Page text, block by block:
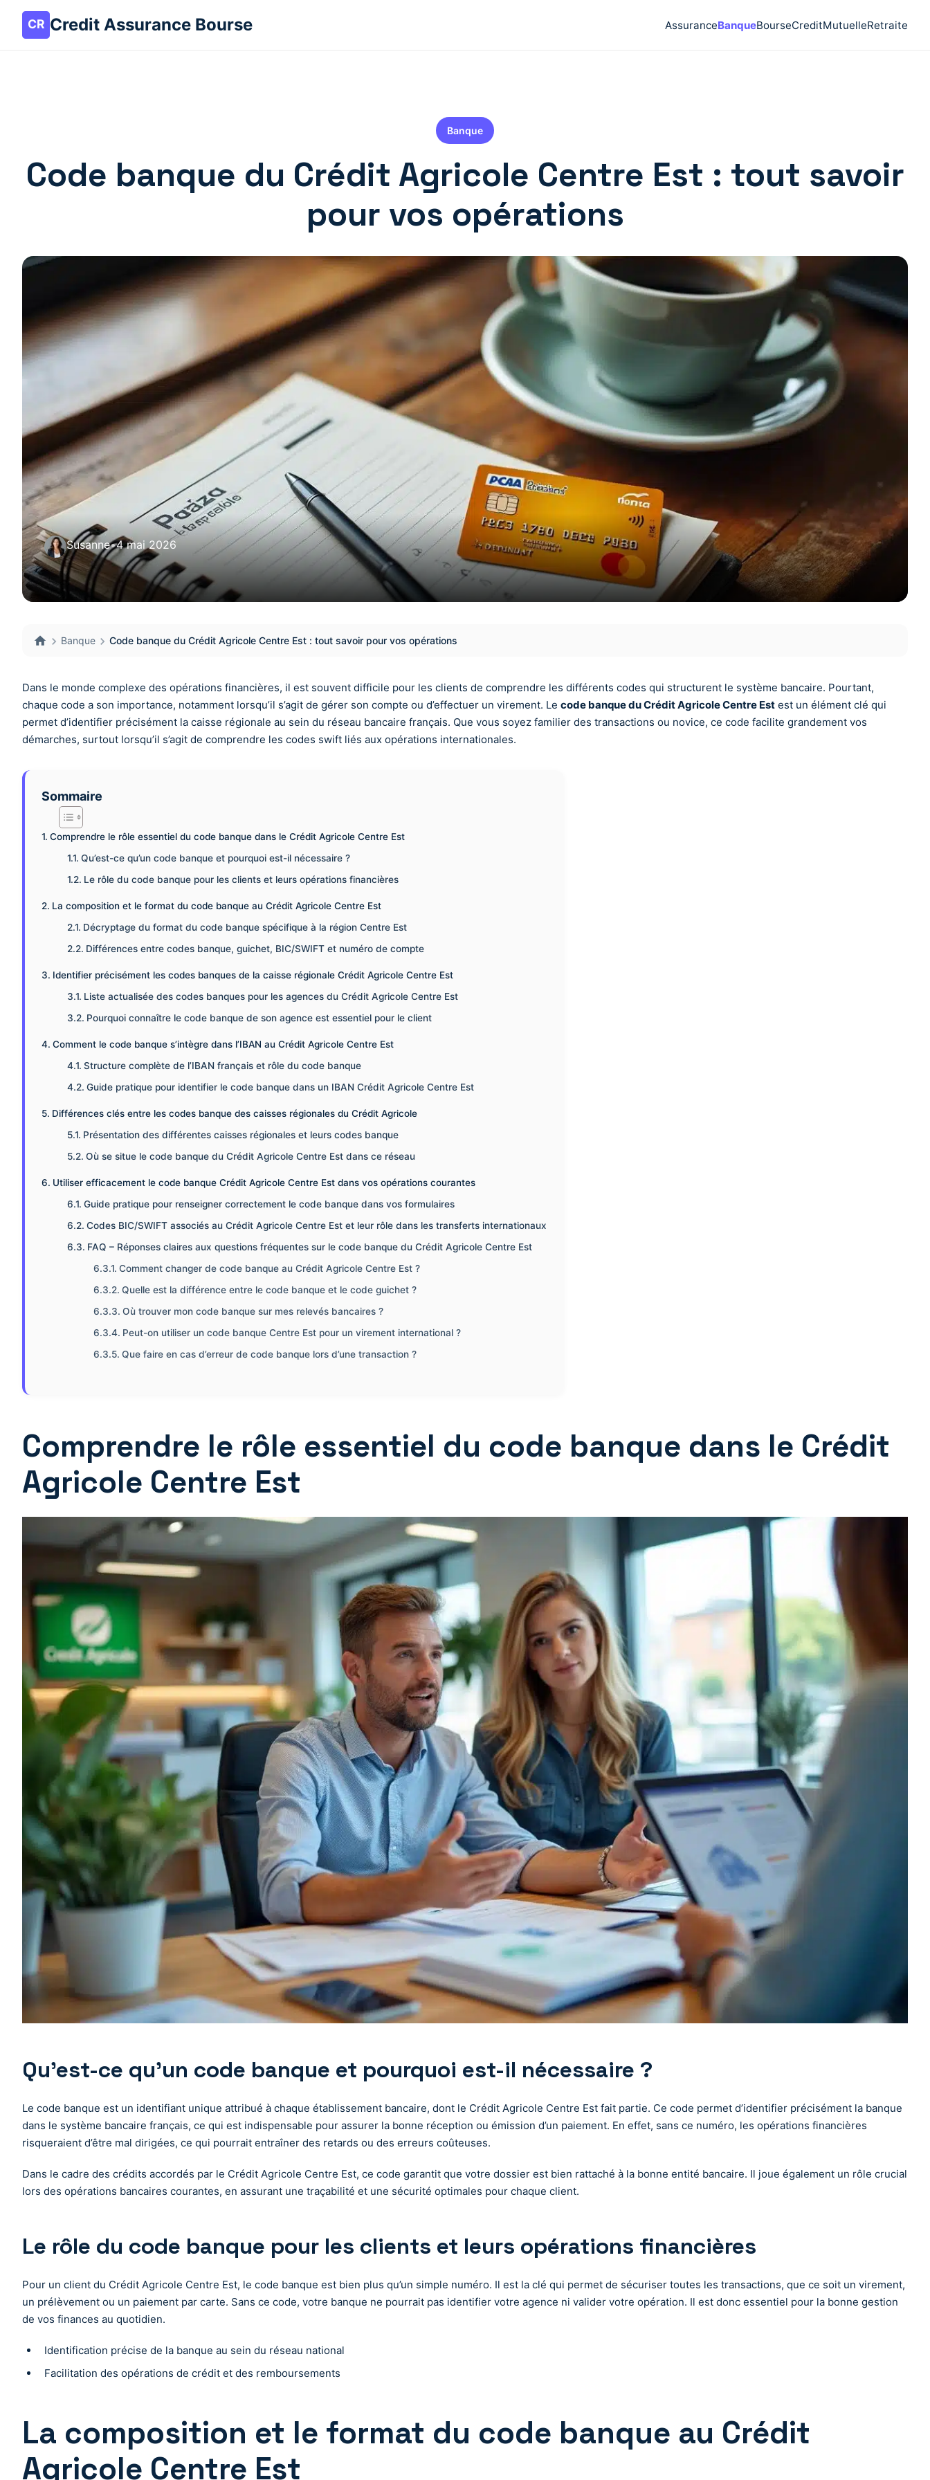
Credit Assurance Bourse AssuranceBanqueBourseCreditMutuelleRetraite
Banque
Code banque du Crédit Agricole Centre Est : tout savoir
pour vos opérations
Susanne•4 mai 2026
Banque Code banque du Crédit Agricole Centre Est : tout savoir pour vos opérations
Dans le monde complexe des opérations financières, il est souvent difficile pour les clients de comprendre les différents codes qui structurent le système bancaire. Pourtant,
chaque code a son importance, notamment lorsqu’il s’agit de gérer son compte ou d’effectuer un virement. Le code banque du Crédit Agricole Centre Est est un élément clé qui
permet d’identifier précisément la caisse régionale au sein du réseau bancaire français. Que vous soyez familier des transactions ou novice, ce code facilite grandement vos
démarches, surtout lorsqu’il s’agit de comprendre les codes swift liés aux opérations internationales.
Sommaire
Comprendre le rôle essentiel du code banque dans le Crédit Agricole Centre Est
Qu’est-ce qu’un code banque et pourquoi est-il nécessaire ?
Le rôle du code banque pour les clients et leurs opérations financières
La composition et le format du code banque au Crédit Agricole Centre Est
Décryptage du format du code banque spécifique à la région Centre Est
Différences entre codes banque, guichet, BIC/SWIFT et numéro de compte
Identifier précisément les codes banques de la caisse régionale Crédit Agricole Centre Est
Liste actualisée des codes banques pour les agences du Crédit Agricole Centre Est
Pourquoi connaître le code banque de son agence est essentiel pour le client
Comment le code banque s’intègre dans l’IBAN au Crédit Agricole Centre Est
Structure complète de l’IBAN français et rôle du code banque
Guide pratique pour identifier le code banque dans un IBAN Crédit Agricole Centre Est
Différences clés entre les codes banque des caisses régionales du Crédit Agricole
Présentation des différentes caisses régionales et leurs codes banque
Où se situe le code banque du Crédit Agricole Centre Est dans ce réseau
Utiliser efficacement le code banque Crédit Agricole Centre Est dans vos opérations courantes
Guide pratique pour renseigner correctement le code banque dans vos formulaires
Codes BIC/SWIFT associés au Crédit Agricole Centre Est et leur rôle dans les transferts internationaux
FAQ – Réponses claires aux questions fréquentes sur le code banque du Crédit Agricole Centre Est
Comment changer de code banque au Crédit Agricole Centre Est ?
Quelle est la différence entre le code banque et le code guichet ?
Où trouver mon code banque sur mes relevés bancaires ?
Peut-on utiliser un code banque Centre Est pour un virement international ?
Que faire en cas d’erreur de code banque lors d’une transaction ?
Comprendre le rôle essentiel du code banque dans le Crédit
Agricole Centre Est
Qu’est-ce qu’un code banque et pourquoi est-il nécessaire ?
Le code banque est un identifiant unique attribué à chaque établissement bancaire, dont le Crédit Agricole Centre Est fait partie. Ce code permet d’identifier précisément la banque
dans le système bancaire français, ce qui est indispensable pour assurer la bonne réception ou émission d’un paiement. En effet, sans ce numéro, les opérations financières
risqueraient d’être mal dirigées, ce qui pourrait entraîner des retards ou des erreurs coûteuses.
Dans le cadre des crédits accordés par le Crédit Agricole Centre Est, ce code garantit que votre dossier est bien rattaché à la bonne entité bancaire. Il joue également un rôle crucial
lors des opérations bancaires courantes, en assurant une traçabilité et une sécurité optimales pour chaque client.
Le rôle du code banque pour les clients et leurs opérations financières
Pour un client du Crédit Agricole Centre Est, le code banque est bien plus qu’un simple numéro. Il est la clé qui permet de sécuriser toutes les transactions, que ce soit un virement,
un prélèvement ou un paiement par carte. Sans ce code, votre banque ne pourrait pas identifier votre agence ni valider votre opération. Il est donc essentiel pour la bonne gestion
de vos finances au quotidien.
Identification précise de la banque au sein du réseau national
Facilitation des opérations de crédit et des remboursements
La composition et le format du code banque au Crédit
Agricole Centre Est